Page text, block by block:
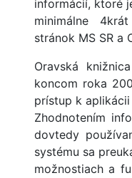
informácií, ktoré
minimálne
stránok MS SR a
Oravská
koncom roka
prístup k aplikácii
Zhodnotením
dovtedy
systému sa
možnostiach a